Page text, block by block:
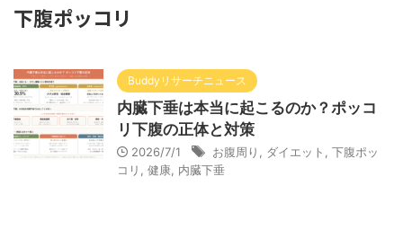
下腹ポッコリ
Buddyリサーチニュース
内臓下垂は本当に起こるのか？ポッコ
リ下腹の正体と対策
2026/7/1 お腹周り ダイエット
下腹ポッ
コリ
健康 内臓下垂